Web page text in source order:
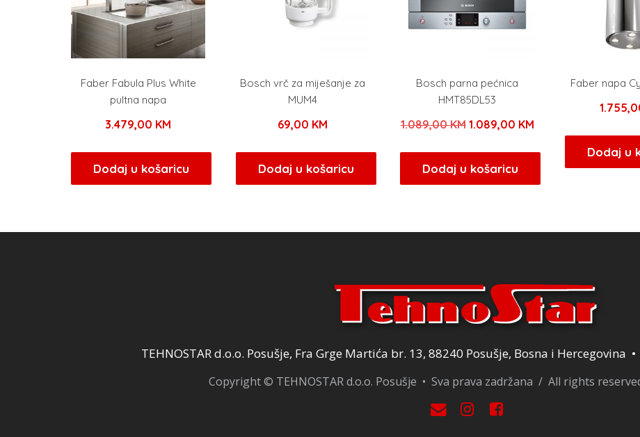
Faber Fabula Plus White
pultna napa
3.479,00 KM
Dodaj u košaricu
Bosch vrč za miješanje za
MUM4
69,00 KM
Dodaj u košaricu
Bosch parna pećnica
HMT85DL53
1.089,00KM Izvorna
bila
je:
1.089,00 KMTrenutna
1.089,00 KM.
Dodaj u košaricu
Faber napa
Dodaj u
TEHNOSTAR d.o.o. Posušje, Fra Grge Martića br. 13, 88240 Posušje, Bosna i Hercegovina
Copyright © TEHNOSTAR d.o.o. Posušje • Sva prava zadržana / All rights